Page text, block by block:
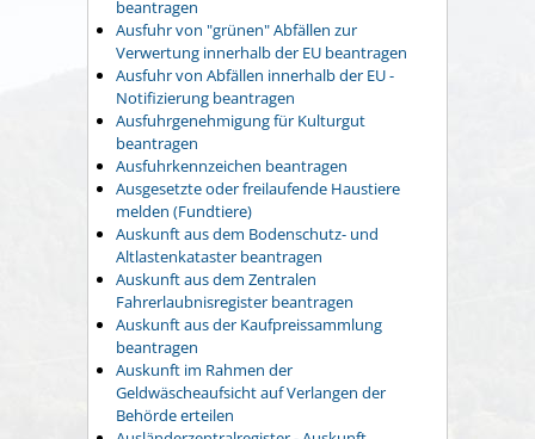
beantragen
Ausfuhr von "grünen" Abfällen zur
Verwertung innerhalb der EU beantragen
Ausfuhr von Abfällen innerhalb der EU -
Notifizierung beantragen
Ausfuhrgenehmigung für Kulturgut
beantragen
Ausfuhrkennzeichen beantragen
Ausgesetzte oder freilaufende Haustiere
melden (Fundtiere)
Auskunft aus dem Bodenschutz- und
Altlastenkataster beantragen
Auskunft aus dem Zentralen
Fahrerlaubnisregister beantragen
Auskunft aus der Kaufpreissammlung
beantragen
Auskunft im Rahmen der
Geldwäscheaufsicht auf Verlangen der
Behörde erteilen